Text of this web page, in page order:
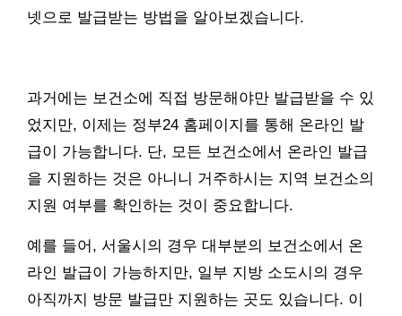
넷으로 발급받는 방법을 알아보겠습니다.
과거에는 보건소에 직접 방문해야만 발급받을 수 있
었지만, 이제는 정부24 홈페이지를 통해 온라인 발
급이 가능합니다. 단, 모든 보건소에서 온라인 발급
을 지원하는 것은 아니니 거주하시는 지역 보건소의
지원 여부를 확인하는 것이 중요합니다.
예를 들어, 서울시의 경우 대부분의 보건소에서 온
라인 발급이 가능하지만, 일부 지방 소도시의 경우
아직까지 방문 발급만 지원하는 곳도 있습니다. 이